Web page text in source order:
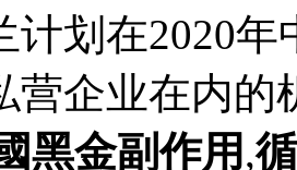
计划在2020
营企业在内
黑金副作用 ,